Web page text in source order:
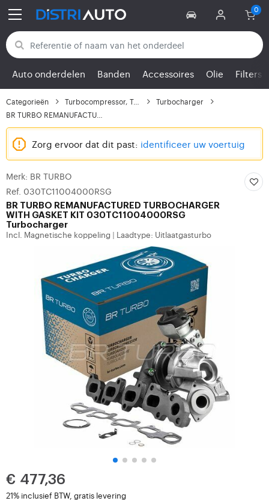
Terug naar categorieën
Auto onderdelen Banden Accessoires Olie Filters
Categorieën Turbocompressor, Turbo
Turbocharger
Zorg ervoor dat dit past: identificeer uw voertuig
Merk: BR TURBO
Ref. 030TC11004000RSG
BR TURBO REMANUFACTURED TURBOCHARGER
WITH GASKET KIT 030TC11004000RSG
Turbocharger
Incl. Magnetische koppeling Laadtype: Uitlaatgasturbo
€ 477,36
21% inclusief BTW, gratis levering